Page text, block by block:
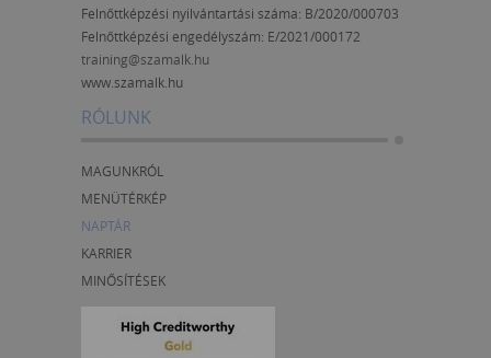
Felnőttképzési nyilvántartási száma: B/2020/000703
Felnőttképzési engedélyszám: E/2021/000172
training@szamalk.hu
www.szamalk.hu
RÓLUNK
MAGUNKRÓL
MENÜTÉRKÉP
NAPTÁR
KARRIER
MINŐSÍTÉSEK